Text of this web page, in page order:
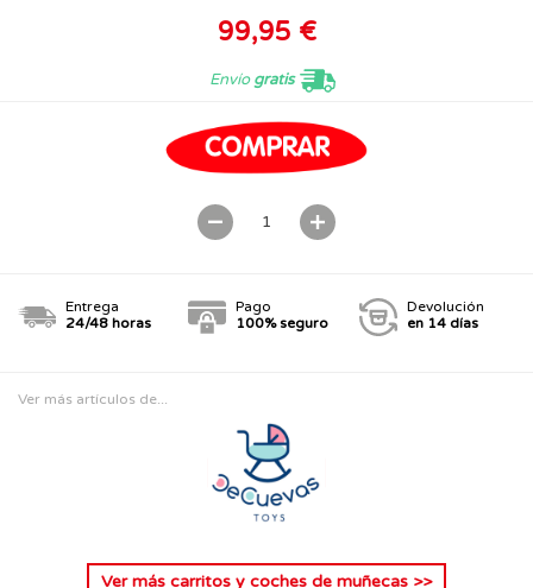
99,95 €
Envíogratis
Entrega
24/48 horas
Pago
100% seguro
Devolución
en 14 días
Ver más artículos de...
Ver más carritos y coches de muñecas >>